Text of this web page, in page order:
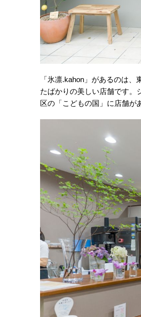
「氷凛.kahon」があるのは
たばかりの美しい店舗です。
区の「こどもの国」に店舗が